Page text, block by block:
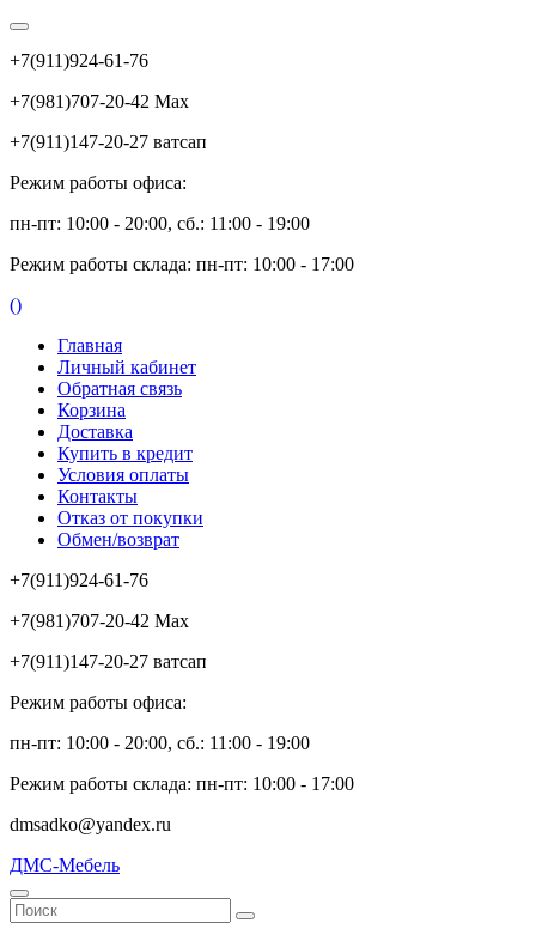
+7(911)924-61-76
+7(981)707-20-42 Max
+7(911)147-20-27 ватсап
Режим работы офиса:
пн-пт: 10:00 - 20:00, сб.: 11:00 - 19:00
Режим работы склада: пн-пт: 10:00 - 17:00
()
Главная
Личный кабинет
Обратная связь
Корзина
Доставка
Купить в кредит
Условия оплаты
Контакты
Отказ от покупки
Обмен/возврат
+7(911)924-61-76
+7(981)707-20-42 Max
+7(911)147-20-27 ватсап
Режим работы офиса:
пн-пт: 10:00 - 20:00, сб.: 11:00 - 19:00
Режим работы склада: пн-пт: 10:00 - 17:00
dmsadko@yandex.ru
ДМС-Мебель